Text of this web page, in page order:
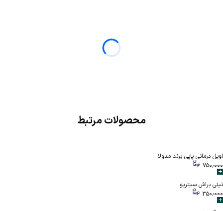
محصولات مرتبط
اویل درمانی پاپی برند مدولا
۷۵۰٫۰۰۰
تینی براش سیتریو
۳۵۰٫۰۰۰